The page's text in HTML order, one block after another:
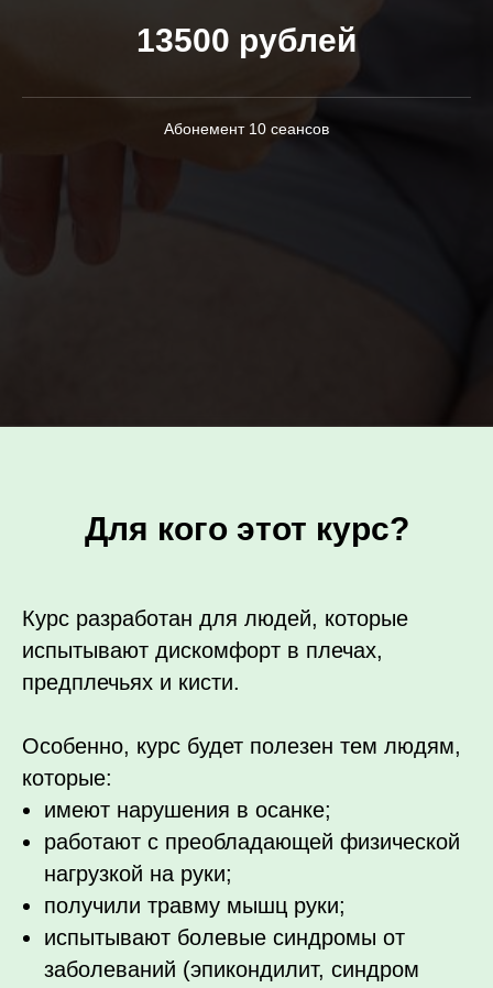
13500 рублей
Абонемент 10 сеансов
Для кого этот курс?
Курс разработан для людей, которые
испытывают дискомфорт в плечах,
предплечьях и кисти.
Особенно, курс будет полезен тем людям,
которые:
имеют нарушения в осанке;
работают с преобладающей физической
нагрузкой на руки;
получили травму мышц руки;
испытывают болевые синдромы от
заболеваний (эпикондилит, синдром